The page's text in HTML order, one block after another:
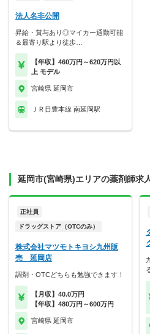
法人名非公開
昇給・賞与あり◎マイカー通勤可能
＆最寄り駅より徒歩…
【年収】460万円～620万円以
上 モデル
宮崎県 延岡市
ＪＲ日豊本線 南延岡駅
延岡市(宮崎県)エリアの薬剤師求
正社員
ドラッグストア（OTCのみ）
株式会社マツモトキヨシ九州販
売 延岡店
調剤・OTCどちらも勉強できます！
【月収】40.0万円
【年収】480万円～600万円
宮崎県 延岡市